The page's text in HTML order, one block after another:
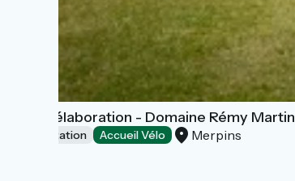
Site d'élaboration - Domaine Rémy Martin
Dégustation Accueil Vélo Merpins